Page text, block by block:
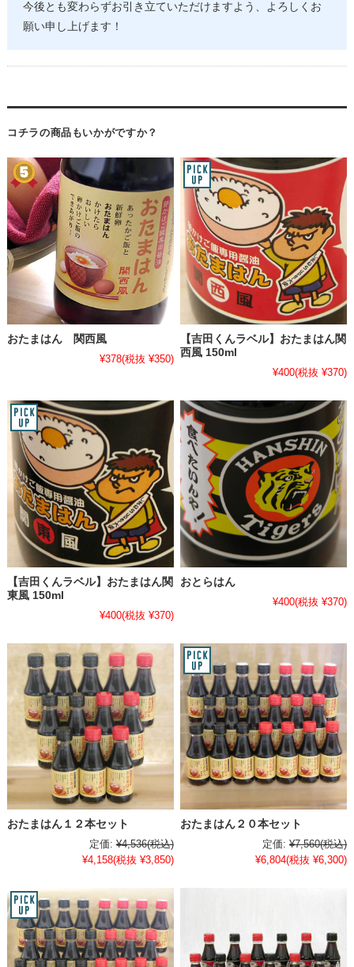
今後とも変わらずお引き立ていただけますよう、よろしくお
願い申し上げます！
コチラの商品もいかがですか？
おたまはん 関西風
¥378(税抜 ¥350)
【吉田くんラベル】おたまはん関
西風 150ml
¥400(税抜 ¥370)
【吉田くんラベル】おたまはん関
東風 150ml
¥400(税抜 ¥370)
おとらはん
¥400(税抜 ¥370)
おたまはん１２本セット
定価: ¥4,536(税込)
¥4,158(税抜 ¥3,850)
おたまはん２０本セット
定価: ¥7,560(税込)
¥6,804(税抜 ¥6,300)